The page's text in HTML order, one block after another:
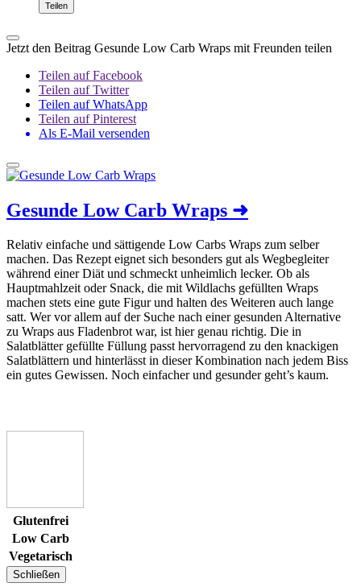
Teilen
Jetzt den Beitrag Gesunde Low Carb Wraps mit Freunden teilen
Teilen auf Facebook
Teilen auf Twitter
Teilen auf WhatsApp
Teilen auf Pinterest
Als E-Mail versenden
Gesunde Low Carb Wraps ➜
Relativ einfache und sättigende Low Carbs Wraps zum selber
machen. Das Rezept eignet sich besonders gut als Wegbegleiter
während einer Diät und schmeckt unheimlich lecker. Ob als
Hauptmahlzeit oder Snack, die mit Wildlachs gefüllten Wraps
machen stets eine gute Figur und halten des Weiteren auch lange
satt. Wer vor allem auf der Suche nach einer gesunden Alternative
zu Wraps aus Fladenbrot war, ist hier genau richtig. Die in
Salatblätter gefüllte Füllung passt hervorragend zu den knackigen
Salatblättern und hinterlässt in dieser Kombination nach jedem Biss
ein gutes Gewissen. Noch einfacher und gesunder geht’s kaum.
Glutenfrei
Low Carb
Vegetarisch
Schließen